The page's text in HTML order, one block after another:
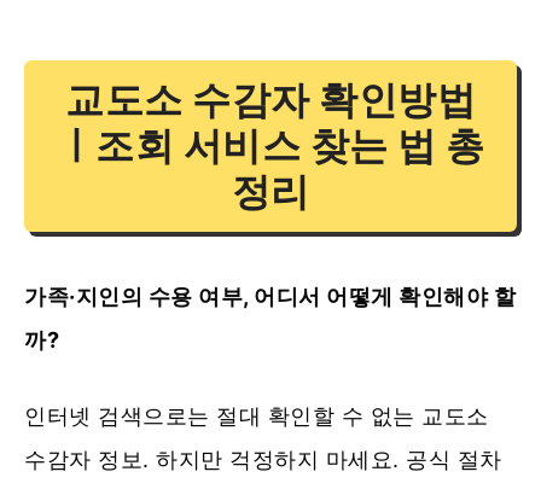
교도소 수감자 확인방법
ㅣ조회 서비스 찾는 법 총
정리
가족·지인의 수용 여부, 어디서 어떻게 확인해야 할
까?
인터넷 검색으로는 절대 확인할 수 없는 교도소
수감자 정보. 하지만 걱정하지 마세요. 공식 절차